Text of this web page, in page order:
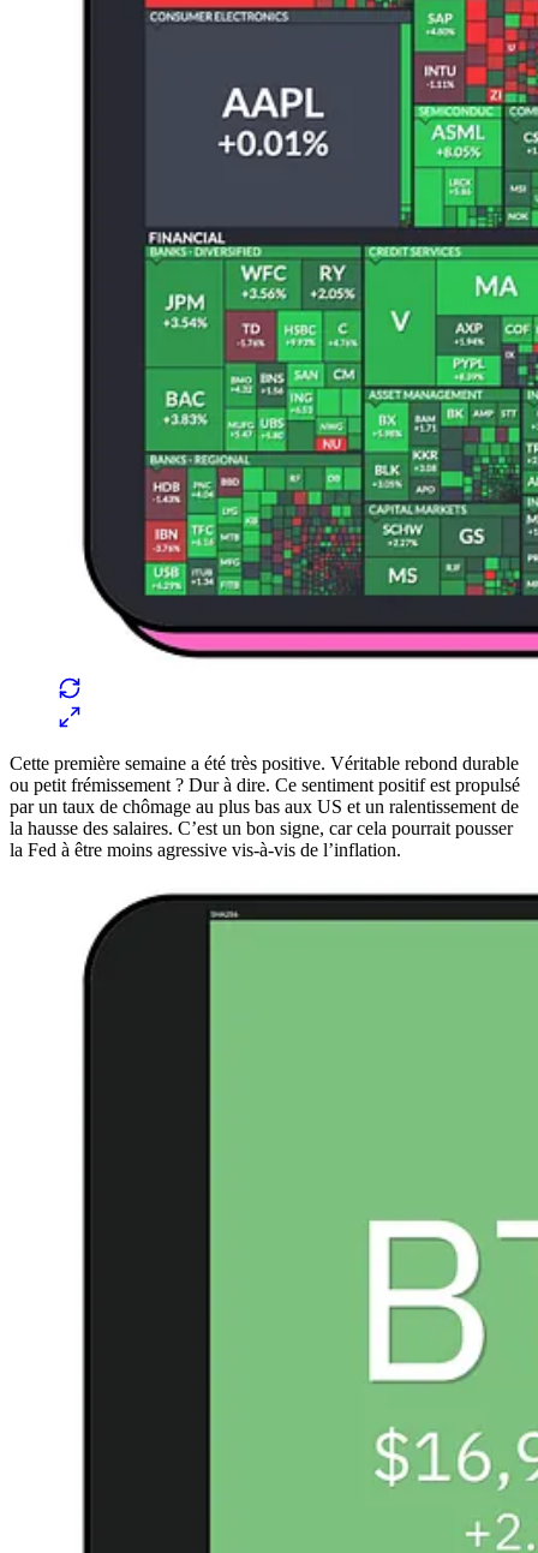
Cette première semaine a été très positive. Véritable rebond durable
ou petit frémissement ? Dur à dire. Ce sentiment positif est propulsé
par un taux de chômage au plus bas aux US et un ralentissement de
la hausse des salaires. C’est un bon signe, car cela pourrait pousser
la Fed à être moins agressive vis-à-vis de l’inflation.